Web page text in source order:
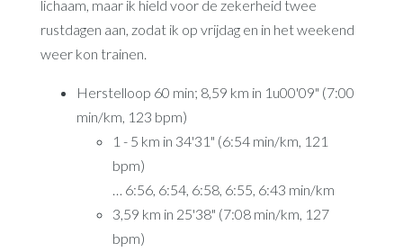
lichaam, maar ik hield voor de zekerheid twee
rustdagen aan, zodat ik op vrijdag en in het weekend
weer kon trainen.
Herstelloop 60 min; 8,59 km in 1u00'09" (7:00
min/km, 123 bpm)
1 - 5 km in 34'31" (6:54 min/km, 121
bpm)
… 6:56, 6:54, 6:58, 6:55, 6:43 min/km
3,59 km in 25'38" (7:08 min/km, 127
bpm)